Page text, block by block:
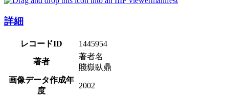
詳細
レコードID 1445954
著者
著者名
賤嶽臥鼎
画像データ作成年
度
2002